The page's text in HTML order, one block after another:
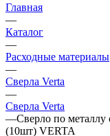
Главная
—
Каталог
—
Расходные материалы
—
Сверла Verta
—
Сверла Verta
—Сверло по
(10шт) VERTA